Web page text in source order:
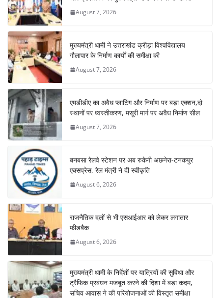
August 7, 2026
मुख्यमंत्री धामी ने उत्तराखंड क्रीड़ा विश्वविद्यालय
गौलापार के निर्माण कार्यों की समीक्षा की
August 7, 2026
एमडीडीए का अवैध प्लाटिंग और निर्माण पर बड़ा एक्शन,दो
स्थानों पर ध्वस्तीकरण, मसूरी मार्ग पर अवैध निर्माण सील
August 7, 2026
बनबसा रेलवे स्टेशन पर अब रुकेगी अछनेरा-टनकपुर
एक्सप्रेस, रेल मंत्री ने दी स्वीकृति
August 6, 2026
राजनैतिक दलों से भी एसआईआर को लेकर लगातार
फीडबैक
August 6, 2026
मुख्यमंत्री धामी के निर्देशों पर यात्रियों की सुविधा और
ट्रैफिक प्रबंधन मजबूत करने की दिशा में बड़ा कदम,
सचिव आवास ने की परियोजनाओं की विस्तृत समीक्षा